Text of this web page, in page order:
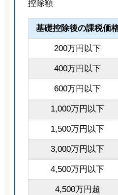
控除額
基礎控除後の課税価
200万円以下
400万円以下
600万円以下
1,000万円以下
1,500万円以下
3,000万円以下
4,500万円以下
4,500万円超